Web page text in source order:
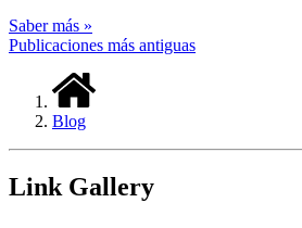
Saber más »
Publicaciones más antiguas
Blog
Link Gallery